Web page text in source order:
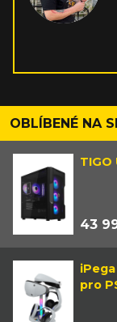
OBLÍBENÉ NA
TIGO
43
pro